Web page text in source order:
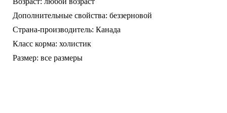
Дополнительные свойства: беззерновой
Страна-производитель: Канада
Класс корма: холистик
Размер: все размеры